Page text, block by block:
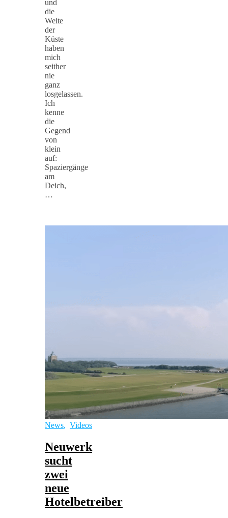
und
die
Weite
der
Küste
haben
mich
seither
nie
ganz
losgelassen.
Ich
kenne
die
Gegend
von
klein
auf:
Spaziergänge
am
Deich,
…
News, Videos
Neuwerk
sucht
zwei
neue
Hotelbetreiber